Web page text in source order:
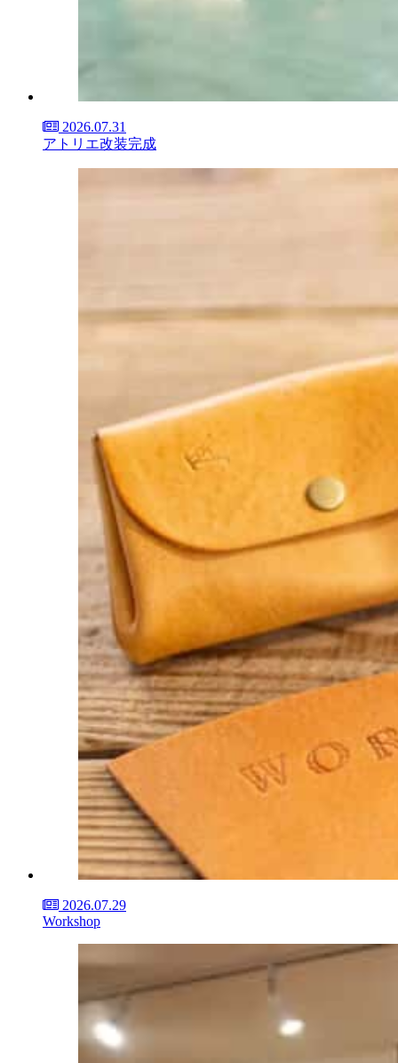
2026.07.31
アトリエ改装完成
2026.07.29
Workshop